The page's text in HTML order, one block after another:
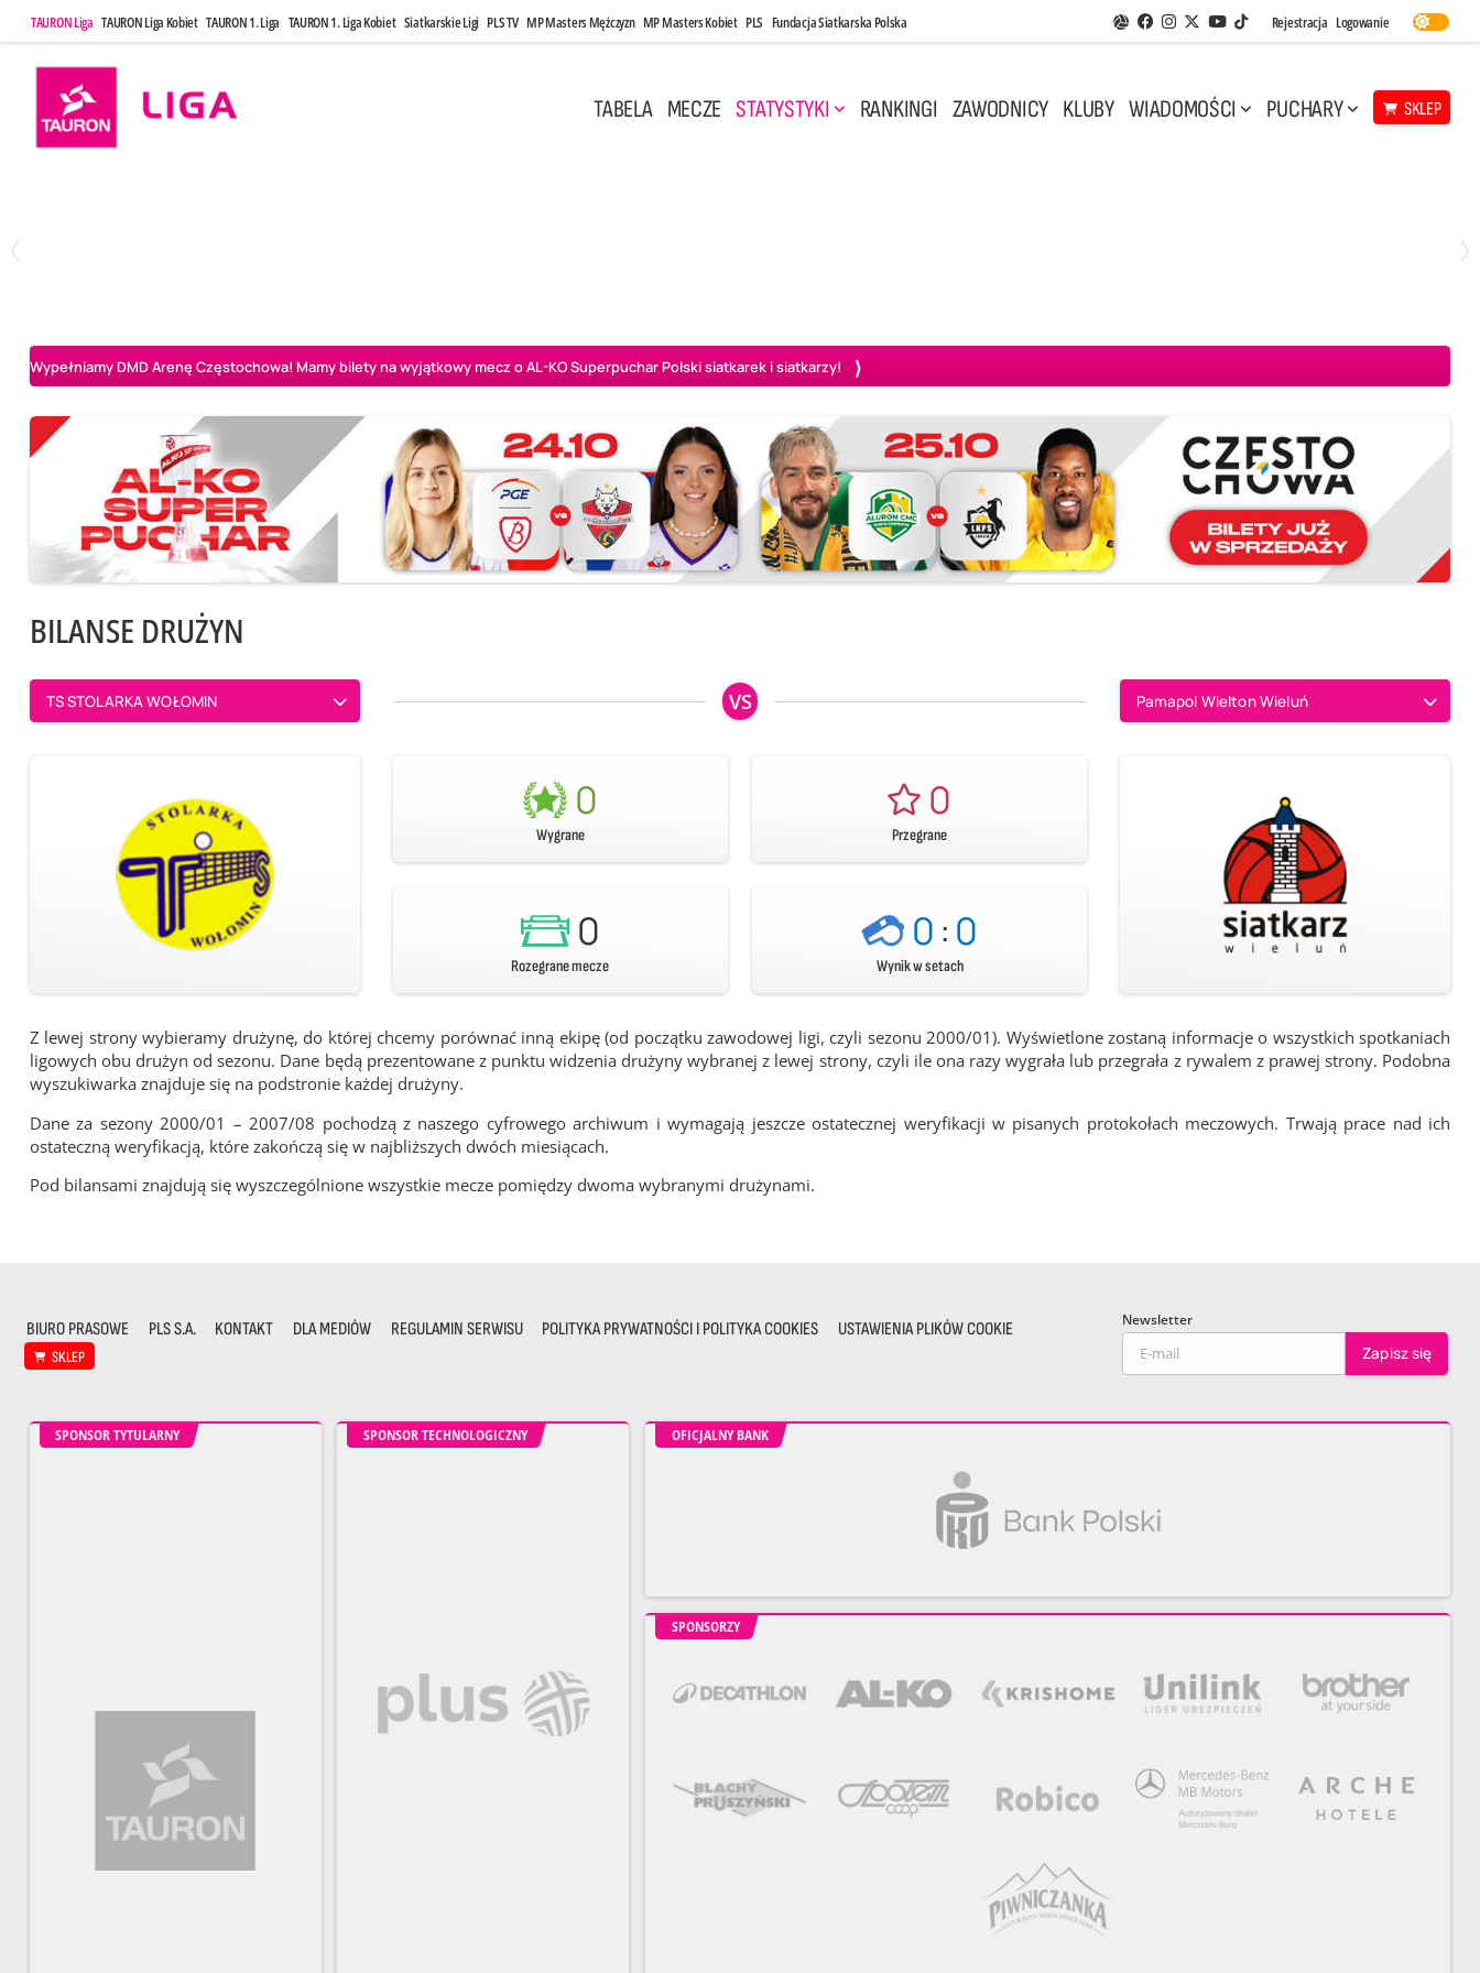
TAURON Liga TAURON Liga Kobiet TAURON 1. Liga TAURON 1. Liga Kobiet Siatkarskie Ligi PLS TV MP Masters Mężczyzn MP Masters Kobiet PLS Fundacja Siatkarska Polska Aplikacja Siatkarskie Ligi
Facebook
Instagram
Twitter
Youtube
TikTok
Rejestracja Logowanie
TABELA MECZE STATYSTYKI RANKINGI ZAWODNICY KLUBY WIADOMOŚCI PUCHARY SKLEP
Wypełniamy DMD Arenę Częstochowa! Mamy bilety na wyjątkowy mecz o AL-KO Superpuchar Polski siatkarek i siatkarzy!
BILANSE DRUŻYN
TS STOLARKA WOŁOMIN VS Pamapol Wielton Wieluń
0
Wygrane
0
Przegrane
0
Rozegrane mecze
0:0
Wynik w setach
Z lewej strony wybieramy drużynę, do której chcemy porównać inną ekipę (od początku zawodowej ligi, czyli sezonu 2000/01). Wyświetlone zostaną informacje o wszystkich spotkaniach
ligowych obu drużyn od sezonu. Dane będą prezentowane z punktu widzenia drużyny wybranej z lewej strony, czyli ile ona razy wygrała lub przegrała z rywalem z prawej strony. Podobna
wyszukiwarka znajduje się na podstronie każdej drużyny.
Dane za sezony 2000/01 – 2007/08 pochodzą z naszego cyfrowego archiwum i wymagają jeszcze ostatecznej weryfikacji w pisanych protokołach meczowych. Trwają prace nad ich
ostateczną weryfikacją, które zakończą się w najbliższych dwóch miesiącach.
Pod bilansami znajdują się wyszczególnione wszystkie mecze pomiędzy dwoma wybranymi drużynami.
BIURO PRASOWE PLS S.A. KONTAKT DLA MEDIÓW REGULAMIN SERWISU POLITYKA PRYWATNOŚCI I POLITYKA COOKIES USTAWIENIA PLIKÓW COOKIE
SKLEP
Newsletter
SPONSOR TYTULARNY SPONSOR TECHNOLOGICZNY OFICJALNY BANK
SPONSORZY